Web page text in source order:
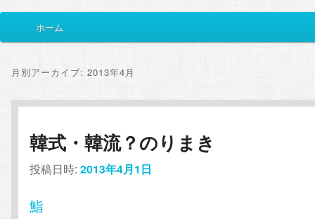
イ
メ
ン
コ
ン
サ
コ
ン
テ
ホーム
月別アーカイブ:2013年4月
韓式・韓流？のりまき
投稿日時:2013年4月1日
鮨